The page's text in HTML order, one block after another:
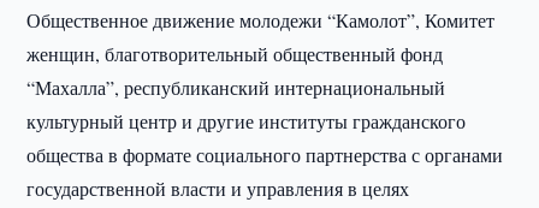
Общественное движение молодежи “Камолот”, Комитет
женщин, благотворительный общественный фонд
“Махалла”, республиканский интернациональный
культурный центр и другие институты гражданского
общества в формате социального партнерства с органами
государственной власти и управления в целях